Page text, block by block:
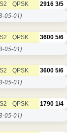
QPSK 2916 3/5
05-01)
QPSK 3600 5/6
05-01)
QPSK 3600 5/6
05-01)
QPSK 1790 1/4
05-01)